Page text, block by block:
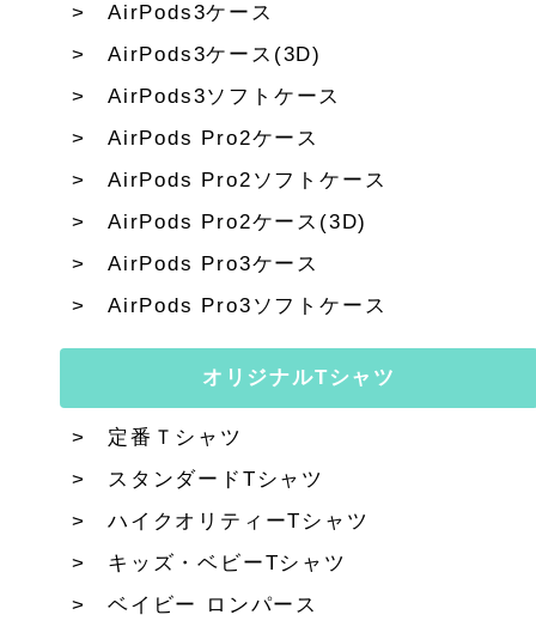
AirPods3ケース
AirPods3ケース(3D)
AirPods3ソフトケース
AirPods Pro2ケース
AirPods Pro2ソフトケース
AirPods Pro2ケース(3D)
AirPods Pro3ケース
AirPods Pro3ソフトケース
オリジナルTシャツ
定番Ｔシャツ
スタンダードTシャツ
ハイクオリティーTシャツ
キッズ・ベビーTシャツ
ベイビー ロンパース